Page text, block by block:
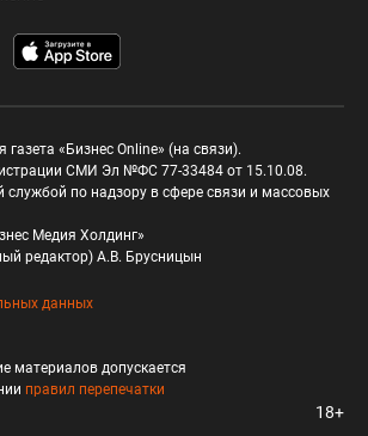
«Бизнес Online» (на связи).
СМИ Эл №ФС 77-33484 от 15.10.08.
службой по надзору в сфере связи и массовых
Медия Холдинг»
редактор) А.В. Брусницын
данных
материалов допускается
правил перепечатки
18+